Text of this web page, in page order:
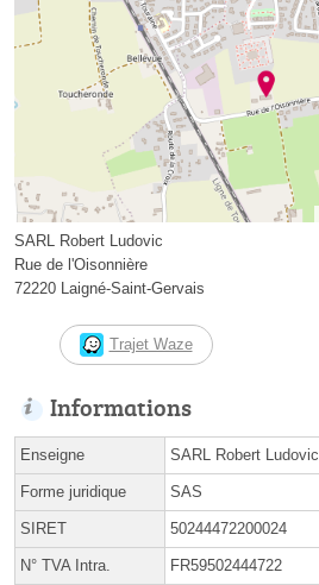
SARL Robert Ludovic
Rue de l'Oisonnière
72220 Laigné-Saint-Gervais
Trajet Waze
Informations
Enseigne SARL Robert Ludovic
Forme juridique SAS
SIRET 50244472200024
N° TVA Intra. FR59502444722